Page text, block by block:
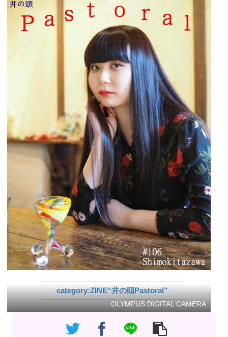
ZINE“井の頭Pastoral”
OLYMPUS DIGITAL CAMERA